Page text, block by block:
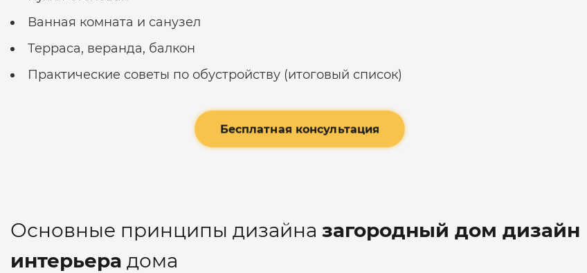
Ванная комната и санузел
Терраса, веранда, балкон
Практические советы по обустройству (итоговый список)
Бесплатная консультация
Основные принципы дизайна загородный дом дизайн
интерьера дома